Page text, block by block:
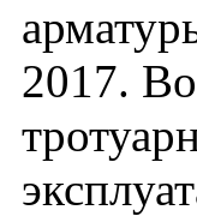
2017.